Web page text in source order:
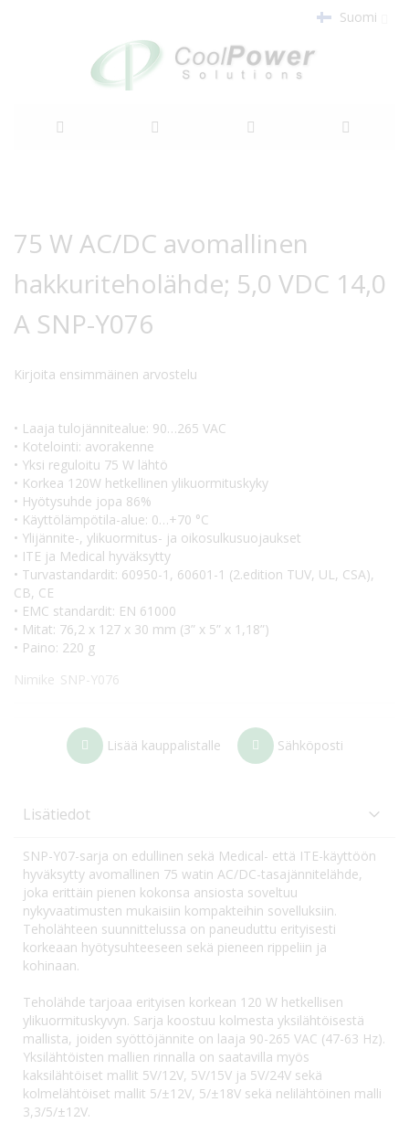
Suomi
loppuun
alkuun
75 W AC/DC avomallinen
hakkuriteholähde; 5,0 VDC 14,0
A SNP-Y076
Kirjoita ensimmäinen arvostelu
• Laaja tulojännitealue: 90…265 VAC
• Kotelointi: avorakenne
• Yksi reguloitu 75 W lähtö
• Korkea 120W hetkellinen ylikuormituskyky
• Hyötysuhde jopa 86%
• Käyttölämpötila-alue: 0…+70 °C
• Ylijännite-, ylikuormitus- ja oikosulkusuojaukset
• ITE ja Medical hyväksytty
• Turvastandardit: 60950-1, 60601-1 (2.edition TUV, UL, CSA),
CB, CE
• EMC standardit: EN 61000
• Mitat: 76,2 x 127 x 30 mm (3” x 5” x 1,18”)
• Paino: 220 g
Nimike SNP-Y076
Lisää kauppalistalle Sähköposti
Lisätiedot
SNP-Y07-sarja on edullinen sekä Medical- että ITE-käyttöön
hyväksytty avomallinen 75 watin AC/DC-tasajännitelähde,
joka erittäin pienen kokonsa ansiosta soveltuu
nykyvaatimusten mukaisiin kompakteihin sovelluksiin.
Teholähteen suunnittelussa on paneuduttu erityisesti
korkeaan hyötysuhteeseen sekä pieneen rippeliin ja
kohinaan.
Teholähde tarjoaa erityisen korkean 120 W hetkellisen
ylikuormituskyvyn. Sarja koostuu kolmesta yksilähtöisestä
mallista, joiden syöttöjännite on laaja 90-265 VAC (47-63 Hz).
Yksilähtöisten mallien rinnalla on saatavilla myös
kaksilähtöiset mallit 5V/12V, 5V/15V ja 5V/24V sekä
kolmelähtöiset mallit 5/±12V, 5/±18V sekä nelilähtöinen malli
3,3/5/±12V.